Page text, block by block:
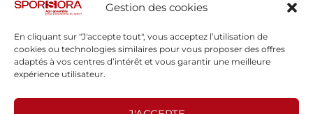
Gestion des cookies
En cliquant sur "J'accepte tout", vous acceptez l’utilisation de
cookies ou technologies similaires pour vous proposer des offres
adaptés à vos centres d’intérêt et vous garantir une meilleure
expérience utilisateur.
Espace presse
Politique de confidentialité